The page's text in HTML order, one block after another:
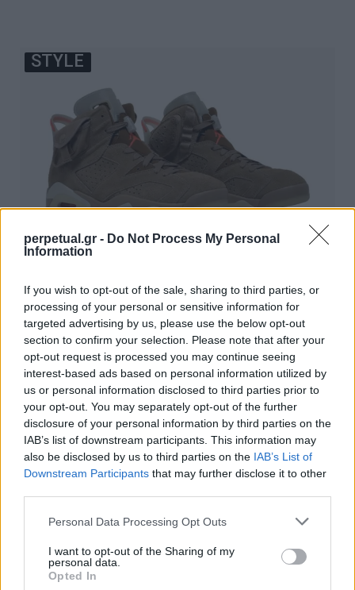
perpetual.gr - Do Not Process My Personal
Information
If you wish to opt-out of the sale, sharing to third parties, or
processing of your personal or sensitive information for
targeted advertising by us, please use the below opt-out
section to confirm your selection. Please note that after your
opt-out request is processed you may continue seeing
interest-based ads based on personal information utilized by
us or personal information disclosed to third parties prior to
your opt-out. You may separately opt-out of the further
disclosure of your personal information by third parties on the
IAB’s list of downstream participants. This information may
also be disclosed by us to third parties on the IAB’s List of
Downstream Participants that may further disclose it to other
Personal Data Processing Opt Outs
I want to opt-out of the Sharing of my
personal data.
Opted In
STYLE
φετινής άνοιξης!
29/04/2021
Τα τελευταία χρόνια πολλά μεγάλα αθλητικά brands
συνεργάζονται με αστέρες της hip-hop σκηνής για την…
STYLE